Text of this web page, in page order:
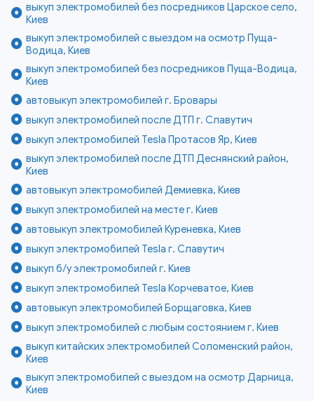
выкуп электромобилей без посредников Царское село,
Киев
выкуп электромобилей с выездом на осмотр Пуща-
Водица, Киев
выкуп электромобилей без посредников Пуща-Водица,
Киев
автовыкуп электромобилей г. Бровары
выкуп электромобилей после ДТП г. Славутич
выкуп электромобилей Tesla Протасов Яр, Киев
выкуп электромобилей после ДТП Деснянский район,
Киев
автовыкуп электромобилей Демиевка, Киев
выкуп электромобилей на месте г. Киев
автовыкуп электромобилей Куреневка, Киев
выкуп электромобилей Tesla г. Славутич
выкуп б/у электромобилей г. Киев
выкуп электромобилей Tesla Корчеватое, Киев
автовыкуп электромобилей Борщаговка, Киев
выкуп электромобилей с любым состоянием г. Киев
выкуп китайских электромобилей Соломенский район,
Киев
выкуп электромобилей с выездом на осмотр Дарница,
Киев